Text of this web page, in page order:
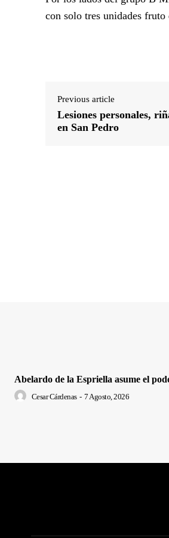
con solo tres unidades
Previous article
Lesiones personales,
en San Pedro
Abelardo de la Espriella asume el
Cesar Cárdenas - 7 Agosto, 2026